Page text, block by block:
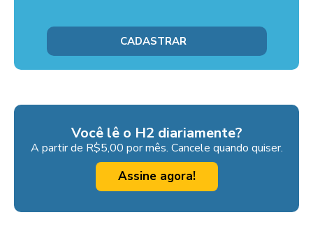
Você lê o H2 diariamente?
A partir de R$5,00 por mês. Cancele quando quiser.
Assine agora!